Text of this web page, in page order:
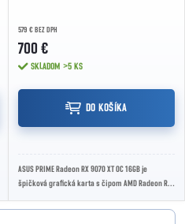
579 € BEZ DPH
700 €
SKLADOM >5 KS
DO KOŠÍKA
ASUS PRIME Radeon RX 9070 XT OC 16GB je
špičková grafická karta s čipom AMD Radeon RX